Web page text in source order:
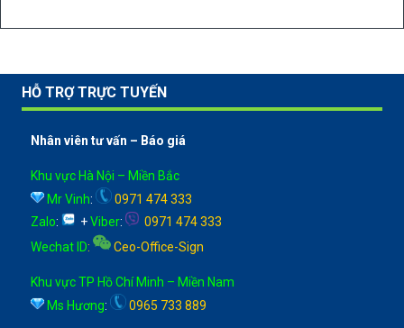
HỖ TRỢ TRỰC TUYẾN
Nhân viên tư vấn – Báo giá
Khu vực Hà Nội – Miền Bắc
Mr Vinh:
0971 474 333
Zalo: +Viber:
0971 474 333
Wechat ID: Ceo-Office-Sign
Khu vực TP Hồ Chí Minh – Miền Nam
Ms Hương: 0965 733 889